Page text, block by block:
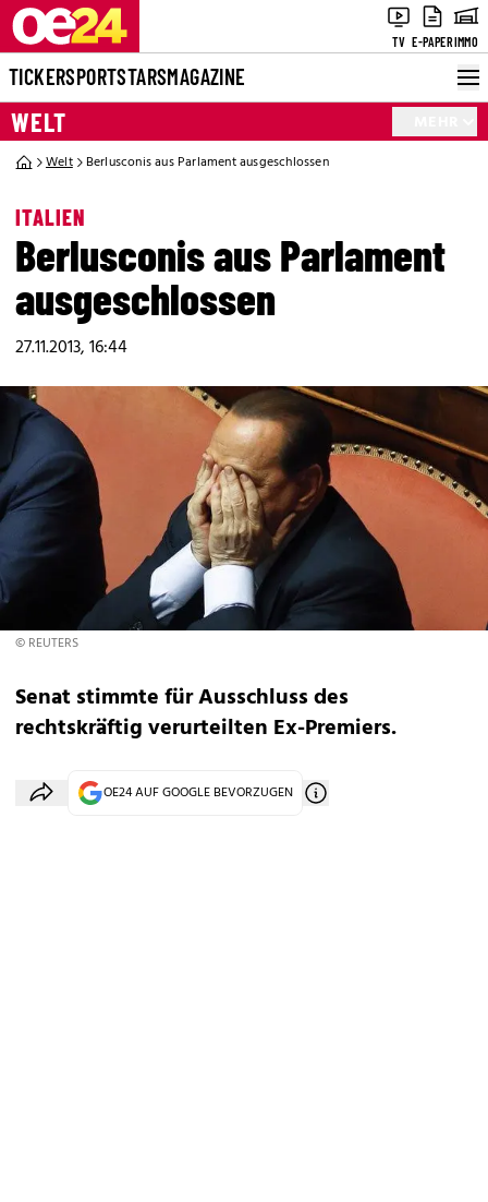
TV E-PAPERIMMO
TICKERSPORTSTARSMAGAZINE
WELT
Welt Berlusconis aus Parlament ausgeschlossen
ITALIEN
Berlusconis aus Parlament
ausgeschlossen
27.11.2013, 16:44
© REUTERS
Senat stimmte für Ausschluss des
rechtskräftig verurteilten Ex-Premiers.
OE24 AUF GOOGLE BEVORZUGEN